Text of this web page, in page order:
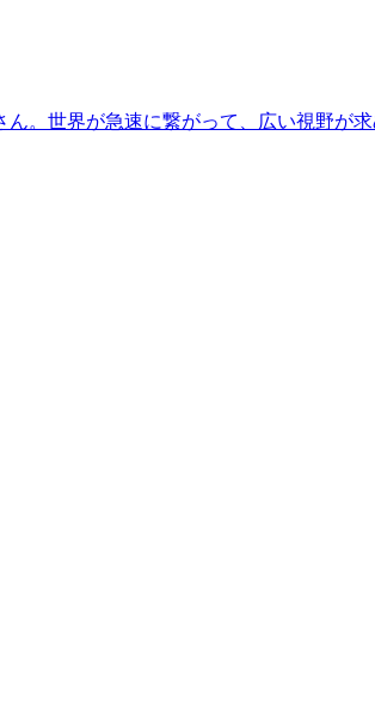
。世界が急速に繋がって、広い視野が